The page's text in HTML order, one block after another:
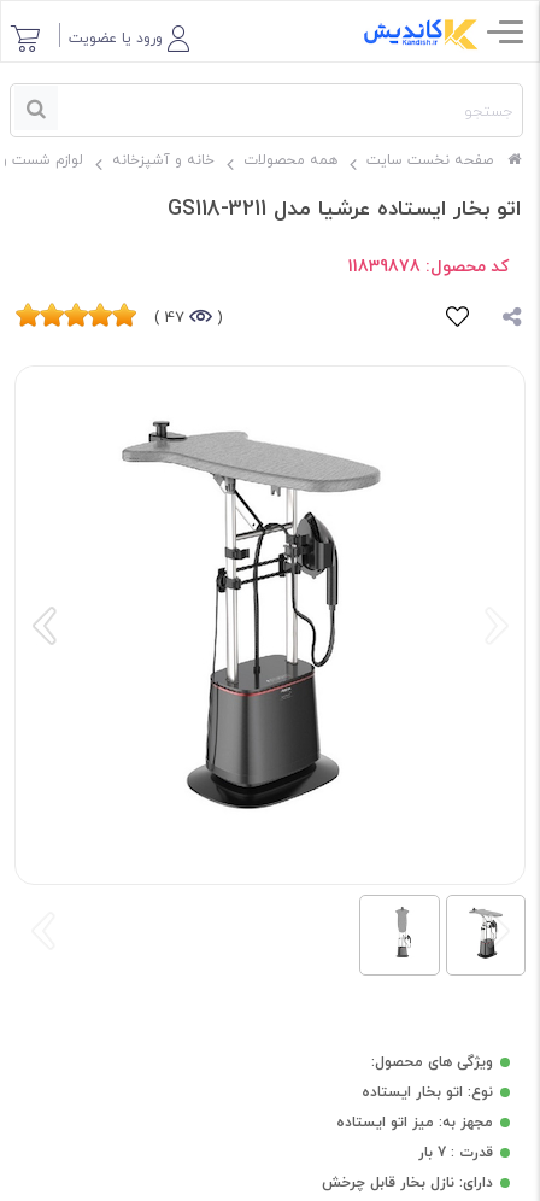
ورود یا عضویت
صفحه نخست سایت همه محصولات خانه و آشپزخانه لوازم شست
اتو بخار ایستاده عرشیا مدل GS118-3211
کد محصول: 11839878
(
47 )
ویژگی های محصول:
نوع: اتو بخار ایستاده
مجهز به: میز اتو ایستاده
قدرت : 7 بار
دارای: نازل بخار قابل چرخش